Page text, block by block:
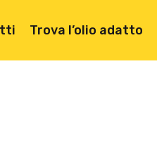
Trova l’olio adatto